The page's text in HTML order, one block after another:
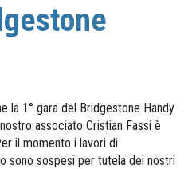
la 1° gara del Bridgestone Handy
associato Cristian Fassi è
il momento i lavori di
sono sospesi per tutela dei nostri